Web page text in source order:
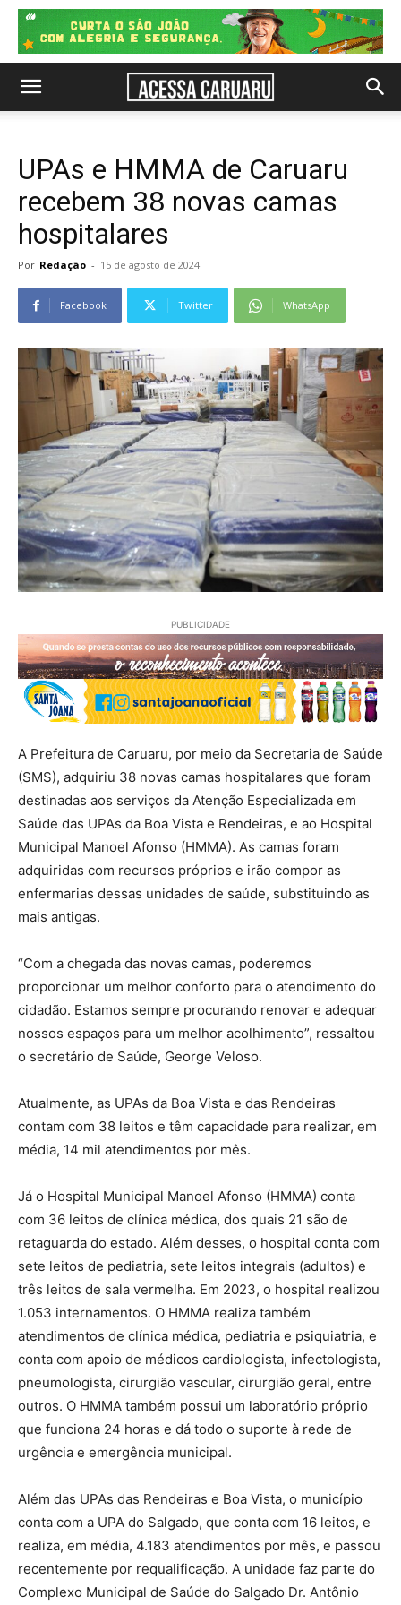
UPAs e HMMA de Caruaru
recebem 38 novas camas
hospitalares
Por Redação - 15 de agosto de 2024
Facebook Twitter WhatsApp
PUBLICIDADE
A Prefeitura de Caruaru, por meio da Secretaria de Saúde
(SMS), adquiriu 38 novas camas hospitalares que foram
destinadas aos serviços da Atenção Especializada em
Saúde das UPAs da Boa Vista e Rendeiras, e ao Hospital
Municipal Manoel Afonso (HMMA). As camas foram
adquiridas com recursos próprios e irão compor as
enfermarias dessas unidades de saúde, substituindo as
mais antigas.
“Com a chegada das novas camas, poderemos
proporcionar um melhor conforto para o atendimento do
cidadão. Estamos sempre procurando renovar e adequar
nossos espaços para um melhor acolhimento”, ressaltou
o secretário de Saúde, George Veloso.
Atualmente, as UPAs da Boa Vista e das Rendeiras
contam com 38 leitos e têm capacidade para realizar, em
média, 14 mil atendimentos por mês.
Já o Hospital Municipal Manoel Afonso (HMMA) conta
com 36 leitos de clínica médica, dos quais 21 são de
retaguarda do estado. Além desses, o hospital conta com
sete leitos de pediatria, sete leitos integrais (adultos) e
três leitos de sala vermelha. Em 2023, o hospital realizou
1.053 internamentos. O HMMA realiza também
atendimentos de clínica médica, pediatria e psiquiatria, e
conta com apoio de médicos cardiologista, infectologista,
pneumologista, cirurgião vascular, cirurgião geral, entre
outros. O HMMA também possui um laboratório próprio
que funciona 24 horas e dá todo o suporte à rede de
urgência e emergência municipal.
Além das UPAs das Rendeiras e Boa Vista, o município
conta com a UPA do Salgado, que conta com 16 leitos, e
realiza, em média, 4.183 atendimentos por mês, e passou
recentemente por requalificação. A unidade faz parte do
Complexo Municipal de Saúde do Salgado Dr. Antônio